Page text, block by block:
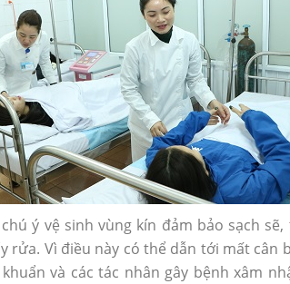
ý vệ sinh vùng kín đảm bảo sạch
rửa. Vì điều này có thể dẫn tới mất cân
và các tác nhân gây bệnh xâm